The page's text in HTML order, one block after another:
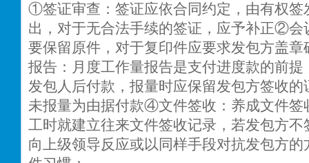
①签证审查：签证应依合同约定，由有权签
出，对于无合法手续的签证，应予补正②会
要保留原件，对于复印件应要求发包方盖
报告：月度工作量报告是支付进度款的前提
发包人后付款，报量时应保留发包方签收的
未报量为由据付款④文件签收：养成文件签
工时就建立往来文件签收记录，若发包方不
向上级领导反应或以同样手段对抗发包方